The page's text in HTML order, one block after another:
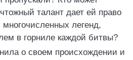
талант дает ей право
легенд,
в горниле каждой битвы?
о своем происхождении и